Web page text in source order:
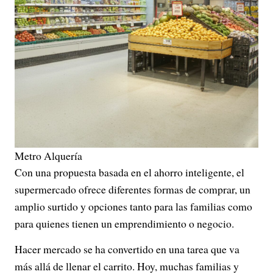
Metro Alquería
Con una propuesta basada en el ahorro inteligente, el
supermercado ofrece diferentes formas de comprar, un
amplio surtido y opciones tanto para las familias como
para quienes tienen un emprendimiento o negocio.
Hacer mercado se ha convertido en una tarea que va
más allá de llenar el carrito. Hoy, muchas familias y